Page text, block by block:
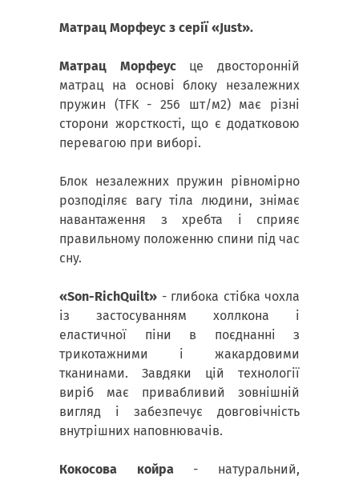
Матрац Морфеус з серії «Just».
Матрац Морфеус це двосторонній
матрац на основі блоку незалежних
пружин (TFK - 256 шт/м2) має різні
сторони жорсткості, що є додатковою
перевагою при виборі.
Блок незалежних пружин рівномірно
розподіляє вагу тіла людини, знімає
навантаження з хребта і сприяє
правильному положенню спини під час
сну.
«Son-RichQuilt» - глибока стібка чохла
із застосуванням холлкона і
еластичної піни в поєднанні з
трикотажними і жакардовими
тканинами. Завдяки цій технології
виріб має привабливий зовнішній
вигляд і забезпечує довговічність
внутрішних наповнювачів.
Кокосова койра- натуральний,